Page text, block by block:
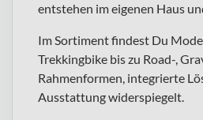
entstehen im eigenen Haus
Im Sortiment findest Du
Trekkingbike bis zu Road-,
Rahmenformen, integrierte
Ausstattung widerspiegelt.